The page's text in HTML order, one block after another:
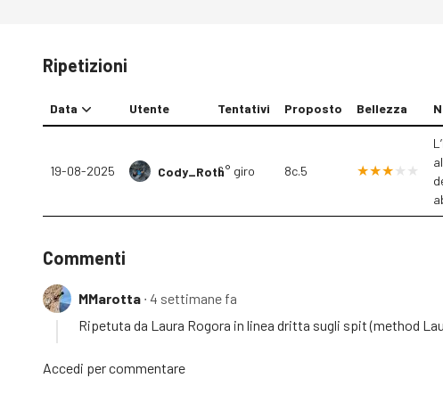
Ripetizioni
Data Utente Tentativi Proposto Bellezza
19-08-2025 Cody_Roth6° giro 8c.5
Commenti
MMarotta ∙ 4 settimane fa
Ripetuta da Laura Rogora in linea dritta sugli spit (method
Accedi per commentare